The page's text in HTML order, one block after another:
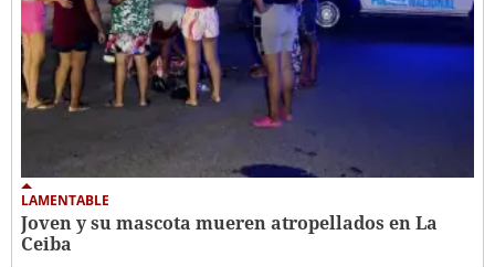
LAMENTABLE
Joven y su mascota mueren atropellados en La
Ceiba